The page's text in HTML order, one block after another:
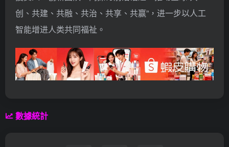
创、共建、共融、共治、共享、共赢”，进一步以人工
智能增进人类共同福祉。
數據統計